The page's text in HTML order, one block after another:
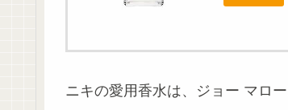
ニキの愛用香水は、ジョー マロ